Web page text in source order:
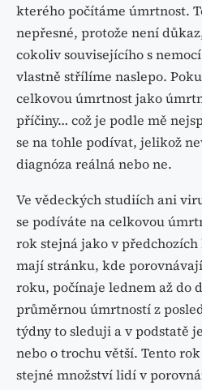
kterého počítáme úmrtnost.
nepřesné, protože není
cokoliv souvisejícího s
vlastně střílíme naslepo.
celkovou úmrtnost jako
příčiny… což je podle mě
se na tohle podívat, jelikož
diagnóza reálná nebo ne.
Ve vědeckých studiích ani
se podíváte na celkovou
rok stejná jako v předchozích
mají stránku, kde
roku, počínaje lednem až do
průměrnou úmrtností z
týdny to sleduji a v podstatě
nebo o trochu větší. Tento
stejné množství lidí v